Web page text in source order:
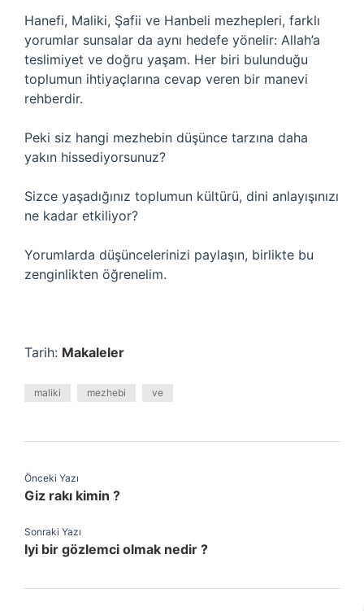
Hanefi, Maliki, Şafii ve Hanbeli mezhepleri, farklı
yorumlar sunsalar da aynı hedefe yönelir: Allah’a
teslimiyet ve doğru yaşam. Her biri bulunduğu
toplumun ihtiyaçlarına cevap veren bir manevi
rehberdir.
Peki siz hangi mezhebin düşünce tarzına daha
yakın hissediyorsunuz?
Sizce yaşadığınız toplumun kültürü, dini anlayışınızı
ne kadar etkiliyor?
Yorumlarda düşüncelerinizi paylaşın, birlikte bu
zenginlikten öğrenelim.
Tarih: Makaleler
maliki mezhebi ve
Önceki Yazı
Giz rakı kimin ?
Sonraki Yazı
Iyi bir gözlemci olmak nedir ?